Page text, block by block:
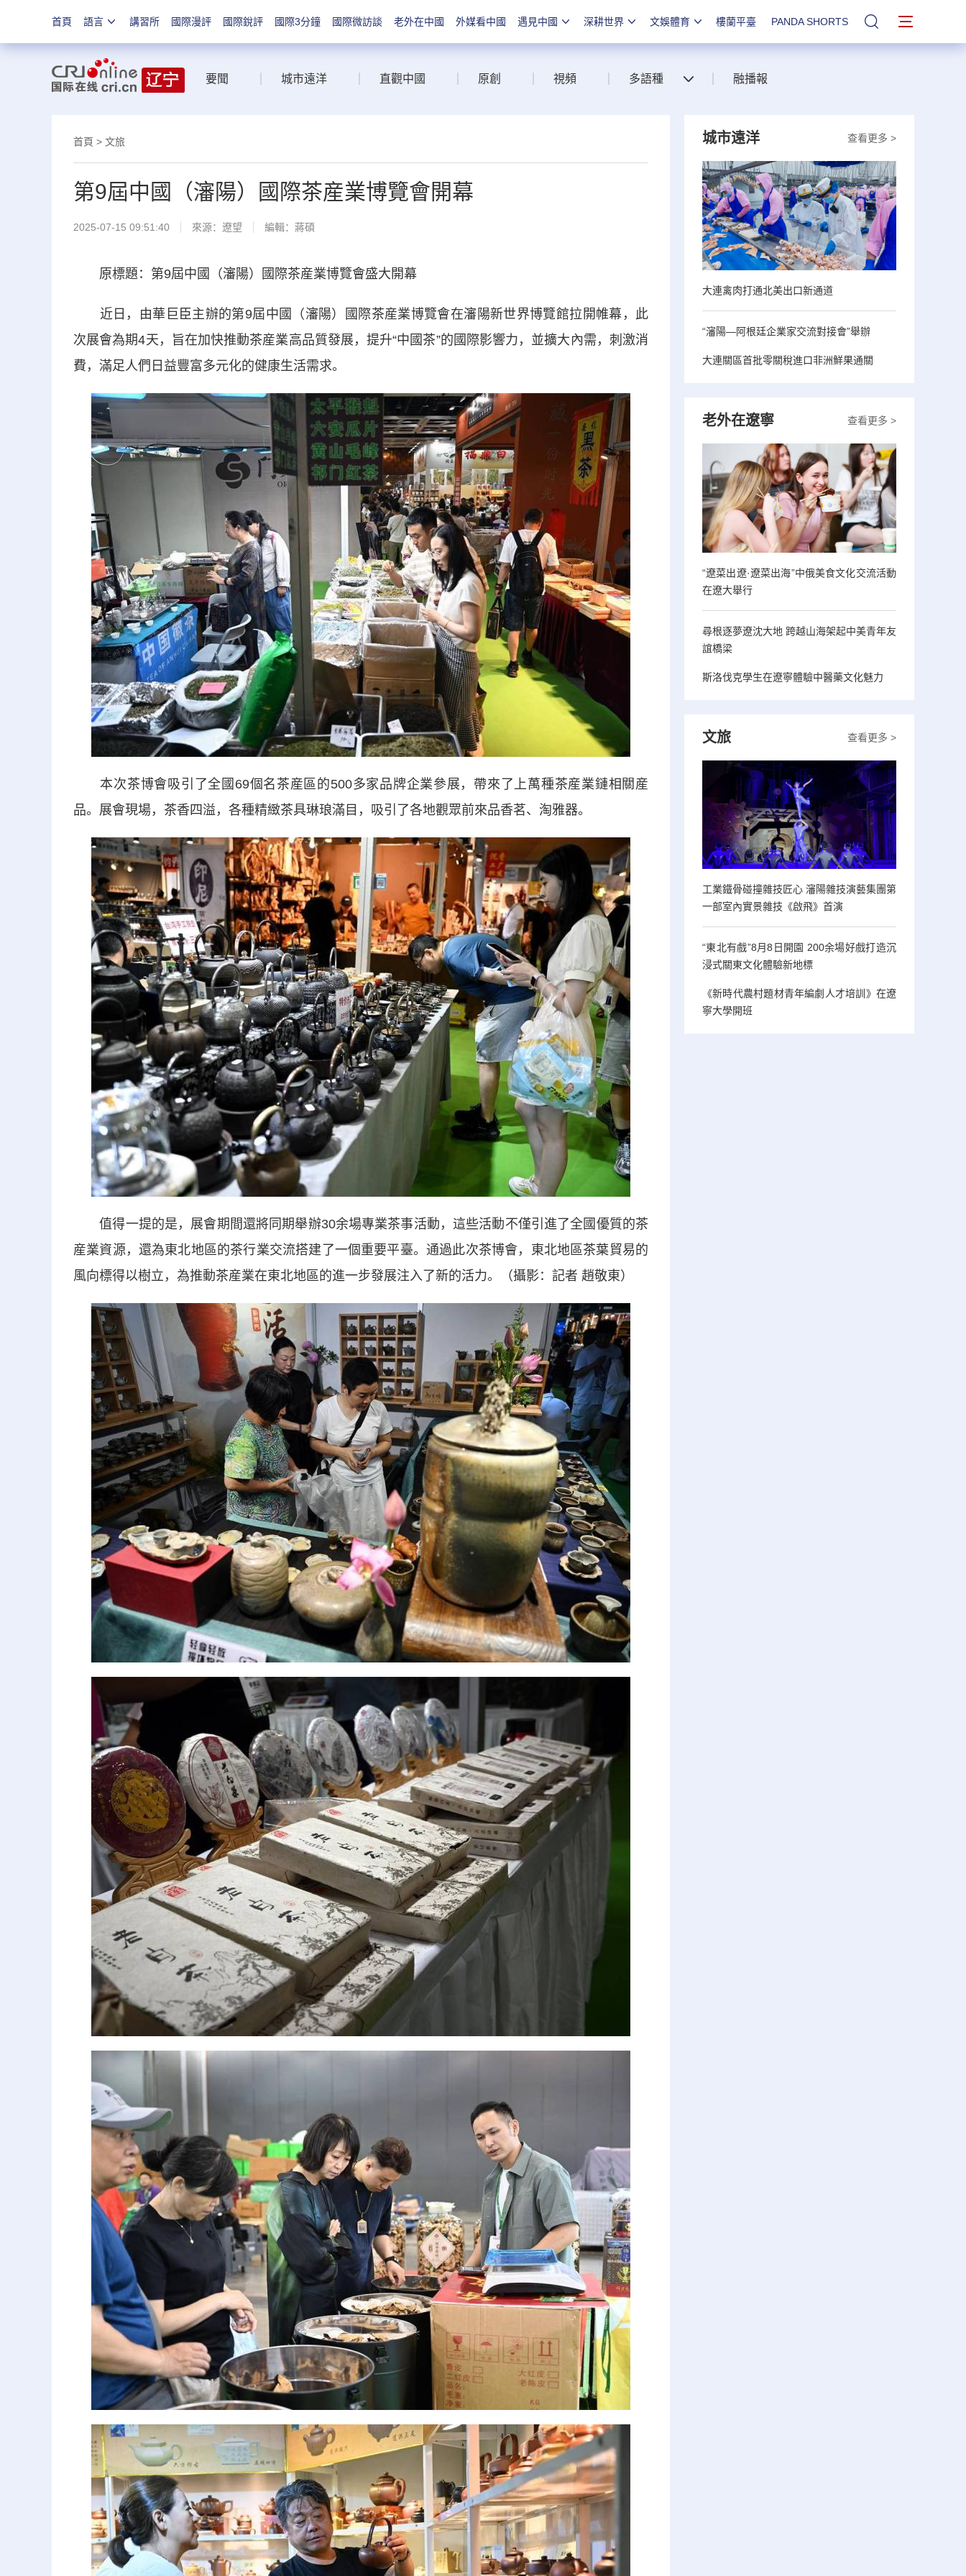
首頁 語言 講習所 國際漫評 國際銳評 國際3分鐘 國際微訪談 老外在中國 外媒看中國 遇見中國 深耕世界 文娛體育 樓蘭平臺 PANDA SHORTS 站內搜索
要聞 城市遠洋 直觀中國 原創 視頻 多語種 融播報
首頁 > 文旅
第9屆中國（瀋陽）國際茶産業博覽會開幕
2025-07-15 09:51:40 來源： 遼望 編輯：蔣碩
原標題：第9屆中國（瀋陽）國際茶産業博覽會盛大開幕
近日，由華巨臣主辦的第9屆中國（瀋陽）國際茶産業博覽會在瀋陽新世界博覽館拉開帷幕，此
次展會為期4天，旨在加快推動茶産業高品質發展，提升“中國茶”的國際影響力，並擴大內需，刺激消
費，滿足人們日益豐富多元化的健康生活需求。
本次茶博會吸引了全國69個名茶産區的500多家品牌企業參展，帶來了上萬種茶産業鏈相關産
品。展會現場，茶香四溢，各種精緻茶具琳琅滿目，吸引了各地觀眾前來品香茗、淘雅器。
值得一提的是，展會期間還將同期舉辦30余場專業茶事活動，這些活動不僅引進了全國優質的茶
産業資源，還為東北地區的茶行業交流搭建了一個重要平臺。通過此次茶博會，東北地區茶葉貿易的
風向標得以樹立，為推動茶産業在東北地區的進一步發展注入了新的活力。（攝影：記者 趙敬東）
查看更多 >
城市遠洋
大連禽肉打通北美出口新通道
“瀋陽—阿根廷企業家交流對接會”舉辦
大連關區首批零關稅進口非洲鮮果通關
查看更多 >
老外在遼寧
“遼菜出遼·遼菜出海”中俄美食文化交流活動
在遼大舉行
尋根逐夢遼沈大地 跨越山海架起中美青年友
誼橋梁
斯洛伐克學生在遼寧體驗中醫藥文化魅力
查看更多 >
文旅
工業鐵骨碰撞雜技匠心 瀋陽雜技演藝集團第
一部室內實景雜技《啟飛》首演
“東北有戲”8月8日開園 200余場好戲打造沉
浸式關東文化體驗新地標
《新時代農村題材青年編劇人才培訓》在遼
寧大學開班